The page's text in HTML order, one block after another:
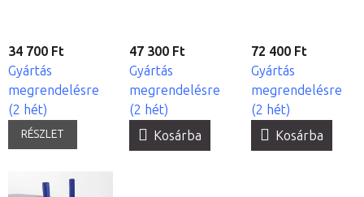
34 700 Ft
Gyártás
megrendelésre
(2 hét)
RÉSZLET
47 300 Ft
Gyártás
megrendelésre
(2 hét)
Kosárba
72 400 Ft
Gyártás
megrendelésre
(2 hét)
Kosárba